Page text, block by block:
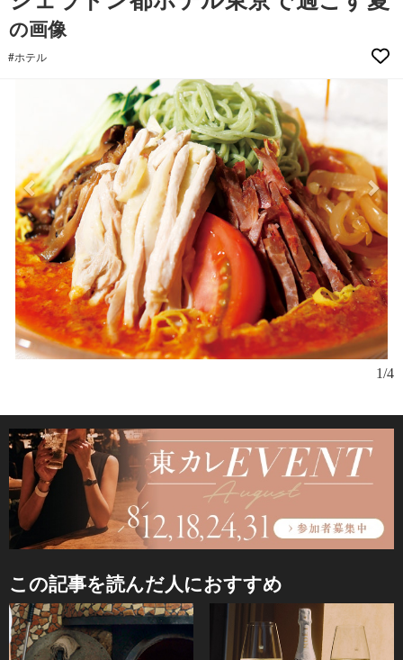
の画像
#ホテル
1/4
この記事を読んだ人におすすめ